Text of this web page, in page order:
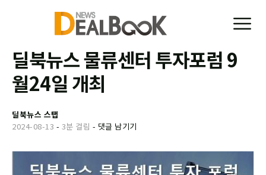
딜북뉴스 물류센터 투자포럼 9
월24일 개최
딜북뉴스 스탭
2024-08-13 - 3분 걸림 - 댓글 남기기